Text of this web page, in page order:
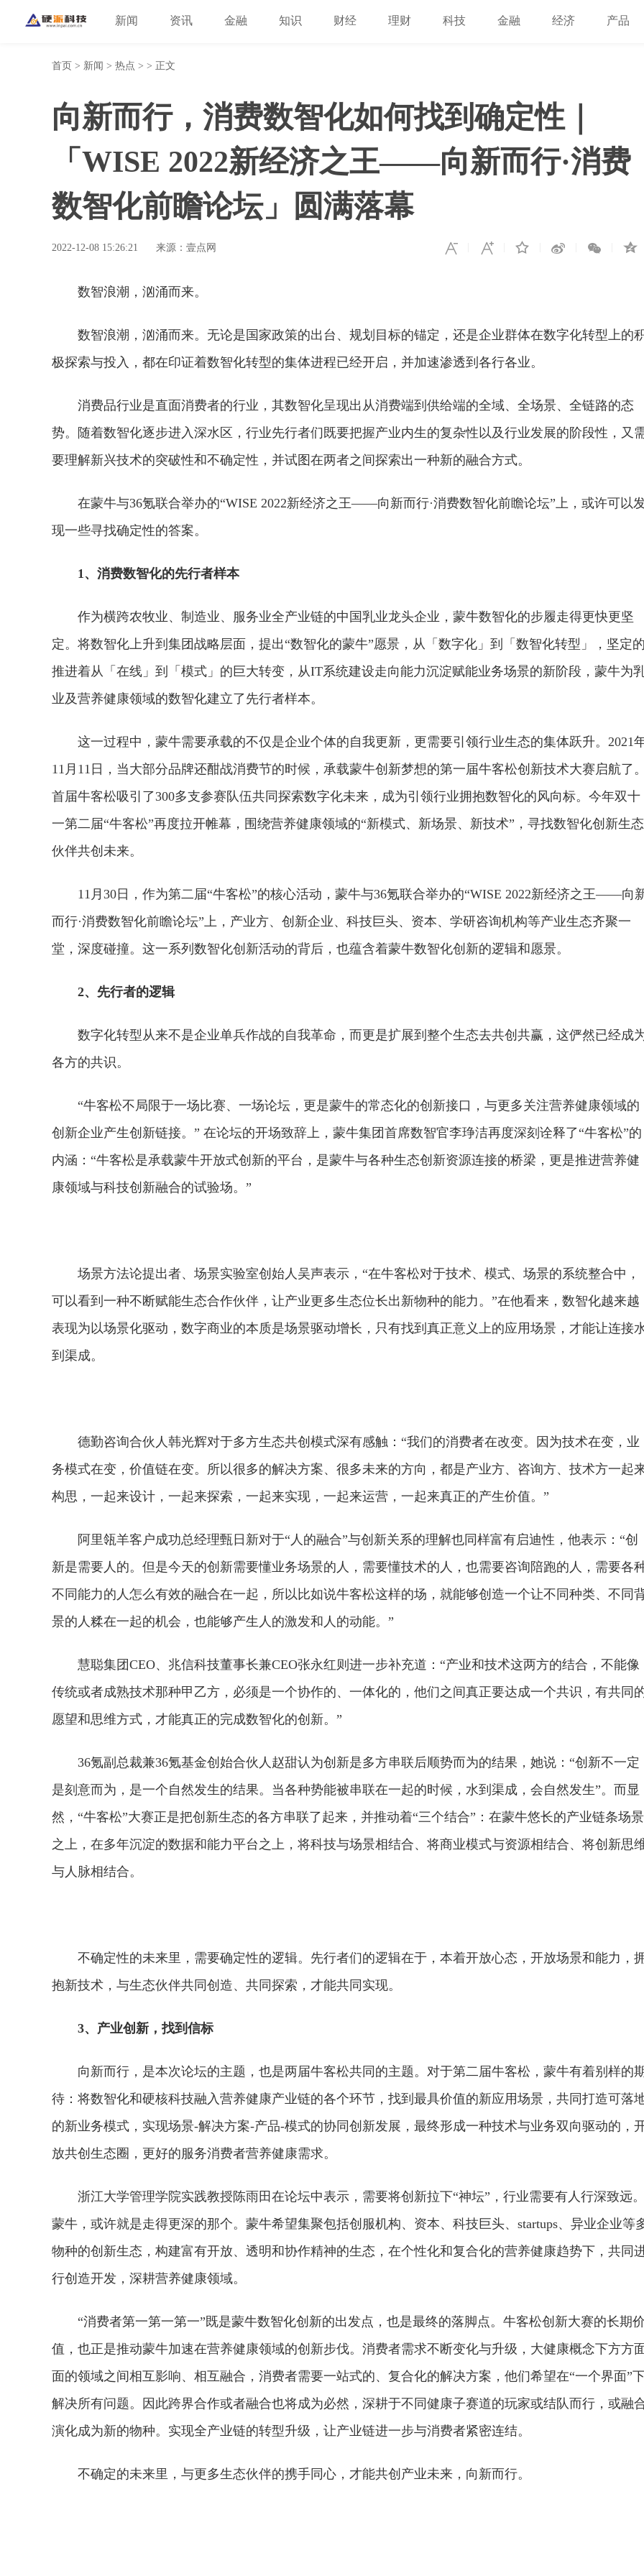
新闻 资讯 金融 知识 财经 理财 科技 金融 经济 产品
首页 > 新闻 > 热点 > > 正文
向新而行，消费数智化如何找到确定性｜
「WISE 2022新经济之王——向新而行·消费
数智化前瞻论坛」圆满落幕
2022-12-08 15:26:21 来源：壹点网
数智浪潮，汹涌而来。
数智浪潮，汹涌而来。无论是国家政策的出台、规划目标的锚定，还是企业群体在数字化转型上的
极探索与投入，都在印证着数智化转型的集体进程已经开启，并加速渗透到各行各业。
消费品行业是直面消费者的行业，其数智化呈现出从消费端到供给端的全域、全场景、全链路的态
势。随着数智化逐步进入深水区，行业先行者们既要把握产业内生的复杂性以及行业发展的阶段性，又
要理解新兴技术的突破性和不确定性，并试图在两者之间探索出一种新的融合方式。
在蒙牛与36氪联合举办的“WISE 2022新经济之王——向新而行·消费数智化前瞻论坛”上，或许可以
现一些寻找确定性的答案。
1、 消费数智化的先行者样本
作为横跨农牧业、制造业、服务业全产业链的中国乳业龙头企业，蒙牛数智化的步履走得更快更坚
定。将数智化上升到集团战略层面，提出“数智化的蒙牛”愿景，从「数字化」到「数智化转型」，坚定
推进着从「在线」到「模式」的巨大转变，从IT系统建设走向能力沉淀赋能业务场景的新阶段，蒙牛为
业及营养健康领域的数智化建立了先行者样本。
这一过程中，蒙牛需要承载的不仅是企业个体的自我更新，更需要引领行业生态的集体跃升。2021
11月11日，当大部分品牌还酣战消费节的时候，承载蒙牛创新梦想的第一届牛客松创新技术大赛启航了
首届牛客松吸引了300多支参赛队伍共同探索数字化未来，成为引领行业拥抱数智化的风向标。今年双十
一第二届“牛客松”再度拉开帷幕，围绕营养健康领域的“新模式、新场景、新技术”，寻找数智化创新生态
伙伴共创未来。
11月30日，作为第二届“牛客松”的核心活动，蒙牛与36氪联合举办的“WISE 2022新经济之王——向
而行·消费数智化前瞻论坛”上，产业方、创新企业、科技巨头、资本、学研咨询机构等产业生态齐聚一
堂，深度碰撞。这一系列数智化创新活动的背后，也蕴含着蒙牛数智化创新的逻辑和愿景。
2、 先行者的逻辑
数字化转型从来不是企业单兵作战的自我革命，而更是扩展到整个生态去共创共赢，这俨然已经成
各方的共识。
“牛客松不局限于一场比赛、一场论坛，更是蒙牛的常态化的创新接口，与更多关注营养健康领域的
创新企业产生创新链接。” 在论坛的开场致辞上，蒙牛集团首席数智官李琤洁再度深刻诠释了“牛客松”的
内涵：“牛客松是承载蒙牛开放式创新的平台，是蒙牛与各种生态创新资源连接的桥梁，更是推进营养健
康领域与科技创新融合的试验场。”
场景方法论提出者、场景实验室创始人吴声表示，“在牛客松对于技术、模式、场景的系统整合中，
可以看到一种不断赋能生态合作伙伴，让产业更多生态位长出新物种的能力。”在他看来，数智化越来越
表现为以场景化驱动，数字商业的本质是场景驱动增长，只有找到真正意义上的应用场景，才能让连接
到渠成。
德勤咨询合伙人韩光辉对于多方生态共创模式深有感触：“我们的消费者在改变。因为技术在变，业
务模式在变，价值链在变。所以很多的解决方案、很多未来的方向，都是产业方、咨询方、技术方一起
构思，一起来设计，一起来探索，一起来实现，一起来运营，一起来真正的产生价值。”
阿里瓴羊客户成功总经理甄日新对于“人的融合”与创新关系的理解也同样富有启迪性，他表示：“创
新是需要人的。但是今天的创新需要懂业务场景的人，需要懂技术的人，也需要咨询陪跑的人，需要各
不同能力的人怎么有效的融合在一起，所以比如说牛客松这样的场，就能够创造一个让不同种类、不同
景的人糅在一起的机会，也能够产生人的激发和人的动能。”
慧聪集团CEO、兆信科技董事长兼CEO张永红则进一步补充道：“产业和技术这两方的结合，不能像
传统或者成熟技术那种甲乙方，必须是一个协作的、一体化的，他们之间真正要达成一个共识，有共同
愿望和思维方式，才能真正的完成数智化的创新。”
36氪副总裁兼36氪基金创始合伙人赵甜认为创新是多方串联后顺势而为的结果，她说：“创新不一定
是刻意而为，是一个自然发生的结果。当各种势能被串联在一起的时候，水到渠成，会自然发生”。而显
然，“牛客松”大赛正是把创新生态的各方串联了起来，并推动着“三个结合”：在蒙牛悠长的产业链条场景
之上，在多年沉淀的数据和能力平台之上，将科技与场景相结合、将商业模式与资源相结合、将创新思
与人脉相结合。
不确定性的未来里，需要确定性的逻辑。先行者们的逻辑在于，本着开放心态，开放场景和能力，
抱新技术，与生态伙伴共同创造、共同探索，才能共同实现。
3、 产业创新，找到信标
向新而行，是本次论坛的主题，也是两届牛客松共同的主题。对于第二届牛客松，蒙牛有着别样的
待：将数智化和硬核科技融入营养健康产业链的各个环节，找到最具价值的新应用场景，共同打造可落
的新业务模式，实现场景-解决方案-产品-模式的协同创新发展，最终形成一种技术与业务双向驱动的，
放共创生态圈，更好的服务消费者营养健康需求。
浙江大学管理学院实践教授陈雨田在论坛中表示，需要将创新拉下“神坛”，行业需要有人行深致远
蒙牛，或许就是走得更深的那个。蒙牛希望集聚包括创服机构、资本、科技巨头、startups、异业企业等
物种的创新生态，构建富有开放、透明和协作精神的生态，在个性化和复合化的营养健康趋势下，共同
行创造开发，深耕营养健康领域。
“消费者第一第一第一”既是蒙牛数智化创新的出发点，也是最终的落脚点。牛客松创新大赛的长期
值，也正是推动蒙牛加速在营养健康领域的创新步伐。消费者需求不断变化与升级，大健康概念下方方
面的领域之间相互影响、相互融合，消费者需要一站式的、复合化的解决方案，他们希望在“一个界面”
解决所有问题。因此跨界合作或者融合也将成为必然，深耕于不同健康子赛道的玩家或结队而行，或融
演化成为新的物种。实现全产业链的转型升级，让产业链进一步与消费者紧密连结。
不确定的未来里，与更多生态伙伴的携手同心，才能共创产业未来，向新而行。